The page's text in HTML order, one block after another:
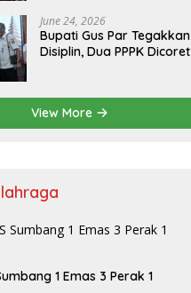
Laboratorium Kearifan
Lokal
June 24, 2026
Bupati Gus Par Tegakkan
Disiplin, Dua PPPK Dicoret
View More
1 Emas 3 Perak 1